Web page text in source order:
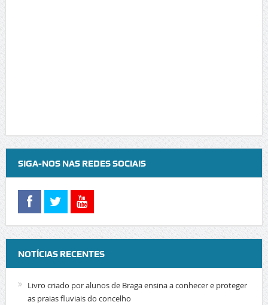
SIGA-NOS NAS REDES SOCIAIS
NOTÍCIAS RECENTES
Livro criado por alunos de Braga ensina a conhecer e proteger
as praias fluviais do concelho